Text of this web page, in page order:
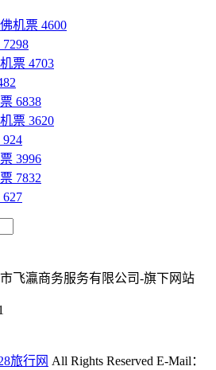
机票 4600
7298
票 4703
6838
票 3620
924
3996
7832
627
飞瀛商务服务有限公司-旗下网站
旅行网 All Rights Reserved E-Mail：